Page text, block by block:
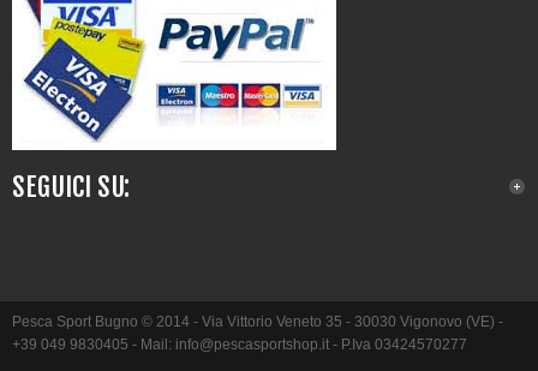
SEGUICI SU:
Pesca Sport Bugno © 2014 - Via Vittorio Veneto 35 - 30030 Vigonovo (VE) -
+39 049 9830405 - Mail: info@pescasportshop.it- P.Iva 03424570277